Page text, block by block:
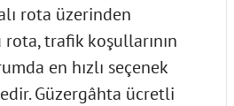
rota üzerinden
rota, trafik koşullarının
en hızlı seçenek
Güzergâhta ücretli